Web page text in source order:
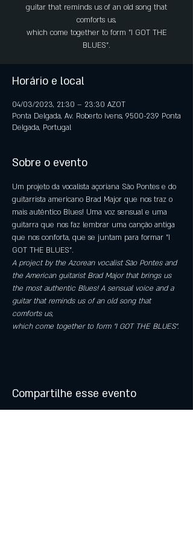
guitar that reminds us of an old song that
comforts us,
which come together to form "I GOT THE
BLUES".
Horário e local
04/03/2023, 21:30 – 23:30 AZOT
Ponta Delgada, Av. Roberto Ivens, 9500-239 Ponta
Delgada, Portugal
Sobre o evento
Um projeto da vocalista açoriana São Pontes e do
guitarrista americano Brad Major que nos traz o
mais autêntico Blues! Uma voz sensual e uma
guitarra que nos faz lembrar uma canção antiga
que nos conforta, que se juntam para formar "I
GOT THE BLUES".
A project by the Azorean vocalist São Pontes and
the American guitarist Brad Major that brings us
the most authentic Blues! A sensual voice and a
guitar that reminds us of an old song that
comforts us,
which come together to form "I GOT THE BLUES".
Compartilhe esse evento